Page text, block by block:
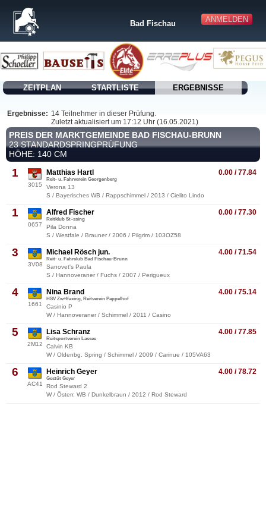
ANMELDEN
Bad Fischau
ZEITPLAN STARTLISTE ERGEBNISSE
Ergebnisse: 14 Teilnehmer in dieser Prüfung.
Zuletzt aktualisiert um 17:12 Uhr (16.05.2021)
PREIS DER MARKTGEMEINDE BAD FISCHAU-BRUNN
23 STANDARDSPRINGPRÜFUNG
HÖHE: 140 CM
1
3015
0.00 / 77.84
Matthias Hartl
Reit- u. Fahrverein Georgenberg
Verona 13
S / Bayerisches WB / Rappschimmel / 2013 / Cielito Lindo
1
0657
0.00 / 77.30
Alfred Fischer
Reitklub St÷ssing
Pila Donna
S / Westfale / Brauner / 2006 / Pilgrim / 103OZ58
3
3V08
4.00 / 71.54
Michael Rösch jun.
Reit- u. Fahrclub Bad Fischau-Brunn
Sanovet's Paula
S / Hannoveraner / Fuchs / 2007 / Perigueux
4
1661
4.00 / 75.14
Nina Brand
HSV Zw÷lfaxing, Reitverein Pappelhof
Casinio P
W / Hannoveraner / Schimmel / 2011 / Casino
5
2M12
4.00 / 77.85
Lisa Schranz
Reitsportverein Lassee
Calvin KB
W / Oldenbg. Spring / Schimmel / 2009 / Carinue / 105VA63
6
AC41
4.00 / 78.72
Heinrich Geyer
Gestüt Geyer
Rod Steward 2
W / Österr. WB / Dunkelbraun / 2012 / Rod Steward